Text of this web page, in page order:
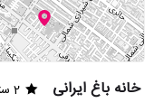
خانه باغ ایرانی
2 ستاره